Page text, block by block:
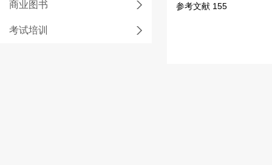
商业图书
考试培训
参考文献 155